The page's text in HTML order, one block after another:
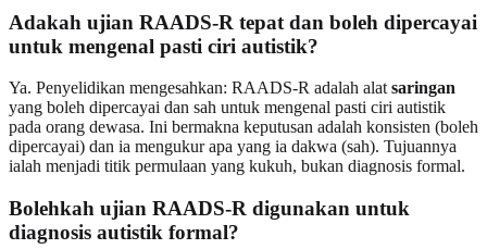
Adakah ujian RAADS‑R tepat dan boleh dipercayai
untuk mengenal pasti ciri autistik?
Ya. Penyelidikan mengesahkan: RAADS‑R adalah alatsaringan
yang boleh dipercayai dan sah untuk mengenal pasti ciri autistik
pada orang dewasa. Ini bermakna keputusan adalah konsisten (boleh
dipercayai) dan ia mengukur apa yang ia dakwa (sah). Tujuannya
ialah menjadi titik permulaan yang kukuh, bukan diagnosis formal.
Bolehkah ujian RAADS‑R digunakan untuk
diagnosis autistik formal?